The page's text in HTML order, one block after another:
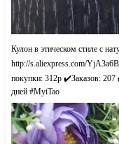
Кулон в этическом стиле с
http://s.aliexpress.com/
покупки: 312р ✔️Заказов:
дней #MyiTaо